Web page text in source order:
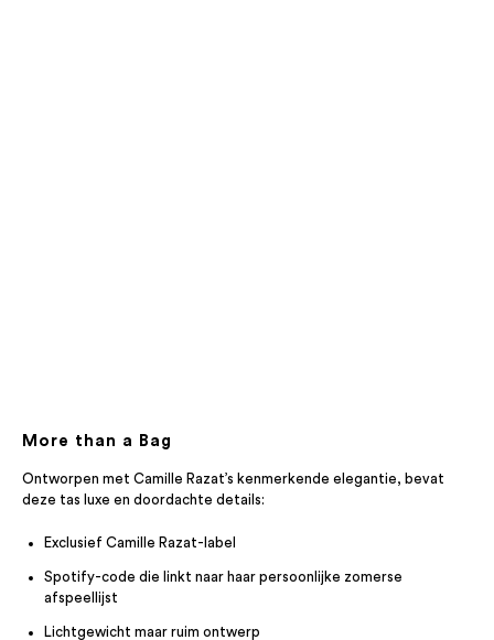
More than a Bag
Ontworpen met Camille Razat’s kenmerkende elegantie, bevat
deze tas luxe en doordachte details:
Exclusief Camille Razat-label
Spotify-code die linkt naar haar persoonlijke zomerse
afspeellijst
Lichtgewicht maar ruim ontwerp